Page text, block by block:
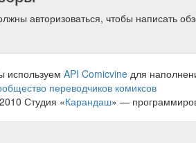
авторизоваться, чтобы написать
используем API Comicvine для
переводчиков комиксов
Студия «Карандаш» —